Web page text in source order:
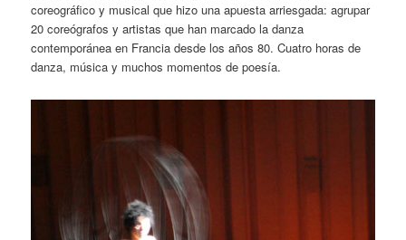
coreográfico y musical que hizo una apuesta arriesgada: agrupar
20 coreógrafos y artistas que han marcado la danza
contemporánea en Francia desde los años 80. Cuatro horas de
danza, música y muchos momentos de poesía.